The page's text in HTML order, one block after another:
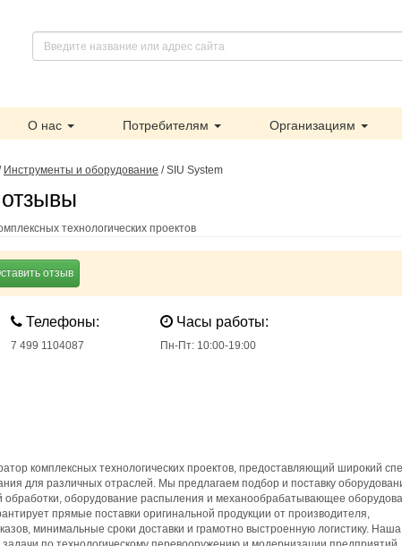
О нас Потребителям Организациям
Инструменты и оборудование /SIU System
технологических проектов
отзыв
Телефоны:
7 499 1104087
Часы работы:
Пн-Пт: 10:00-19:00
комплексных технологических проектов, предоставляющий широкий
для различных отраслей. Мы предлагаем подбор и поставку
обработки, оборудование распыления и механообрабатывающее
прямые поставки оригинальной продукции от производителя,
минимальные сроки доставки и грамотно выстроенную логистику. Наша